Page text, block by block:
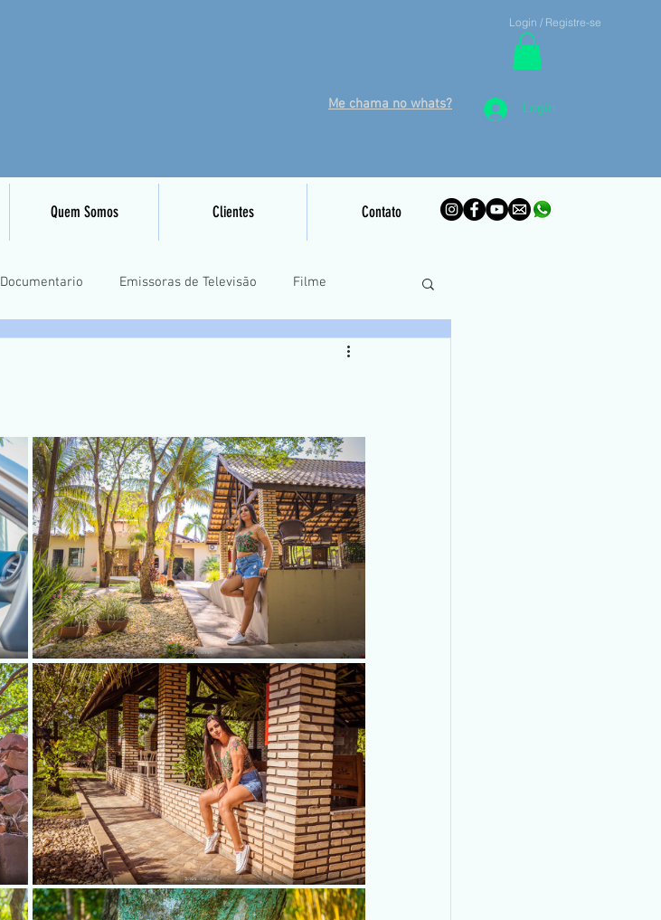
Login / Registre-se
Me chama no whats? Login
Quem Somos Clientes Contato
Documentario Emissoras de Televisão Filme
Treinamento Piloto Remoto